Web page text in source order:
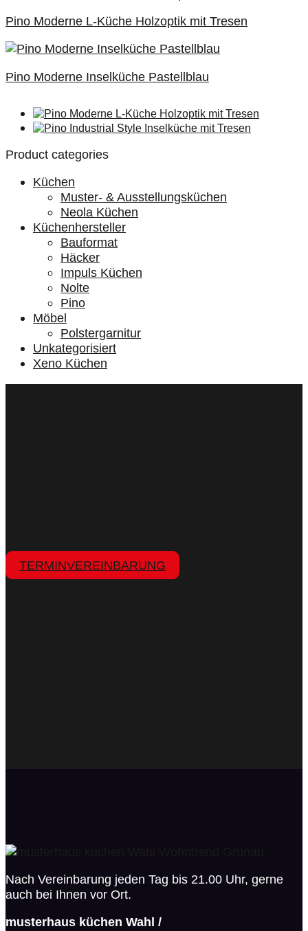
Pino Moderne L-Küche Holzoptik mit Tresen
Pino Moderne Inselküche Pastellblau
Product categories
Küchen
Muster- & Ausstellungsküchen
Neola Küchen
Küchenhersteller
Bauformat
Häcker
Impuls Küchen
Nolte
Pino
Möbel
Polstergarnitur
Unkategorisiert
Xeno Küchen
TERMINVEREINBARUNG
Nach Vereinbarung jeden Tag bis 21.00 Uhr, gerne
auch bei Ihnen vor Ort.
musterhaus küchen Wahl /